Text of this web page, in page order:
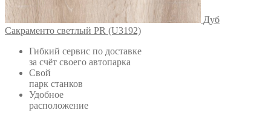
Дуб
Сакраменто светлый PR (U3192)
Гибкий сервис по доставке
за счёт своего автопарка
Свой
парк станков
Удобное
расположение